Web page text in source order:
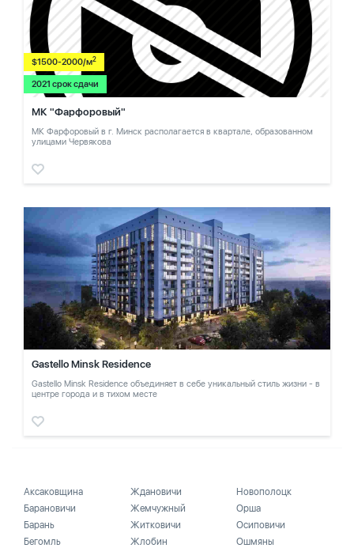
$1500-2000/м2
2021 срок сдачи
МК "Фарфоровый"
МК Фарфоровый в г. Минск располагается в квартале, образованном
улицами Червякова
Gastello Minsk Residence
Gastello Minsk Residence объединяет в себе уникальный стиль жизни - в
центре города и в тихом месте
Аксаковщина
Барановичи
Барань
Бегомль
Ждановичи
Жемчужный
Житковичи
Жлобин
Новополоцк
Орша
Осиповичи
Ошмяны